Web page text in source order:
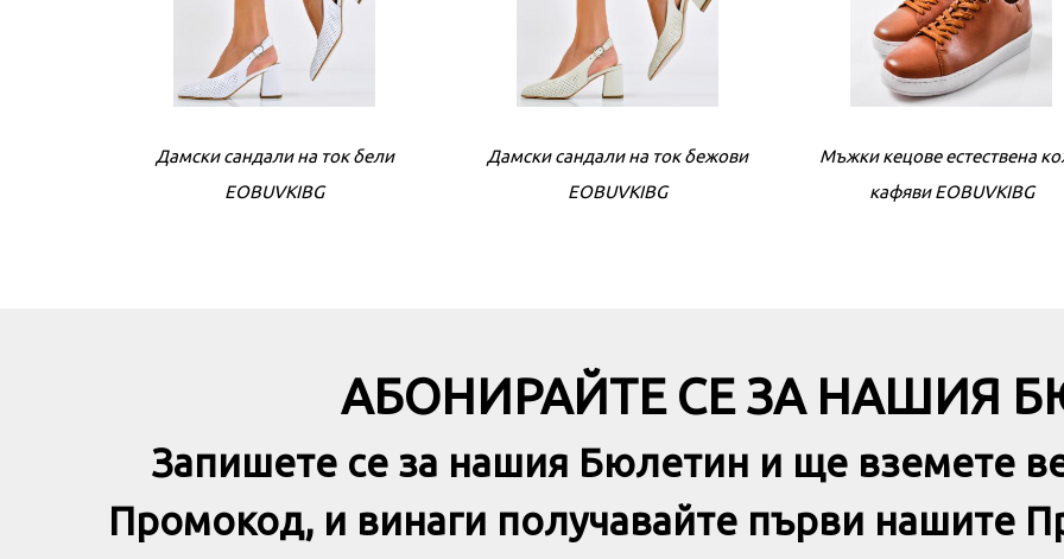
Дамски сандали на ток бeли
EOBUVKIBG
Дамски сандали на ток бeжови
EOBUVKIBG
Дамски сандали на ток
EOBUVKIBG
Мъжки кецове естествена
кафяви EOBUVKIBG
АБОНИРАЙТЕ СЕ ЗА НАШИЯ
Запишете се за нашия Бюлетин и ще вземете
Промокод, и винаги получавайте първи нашите